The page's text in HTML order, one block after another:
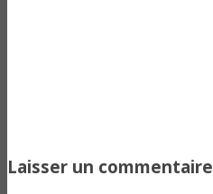
Laisser un commentaire